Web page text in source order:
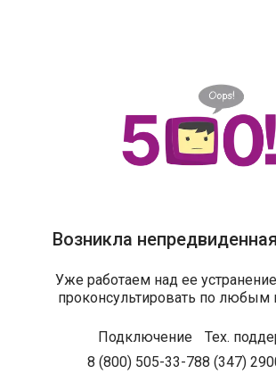
Возникла
Уже работаем над ее
проконсультировать по любым
Подключение
8 (800) 505-33-78
Тех.
8 (347)